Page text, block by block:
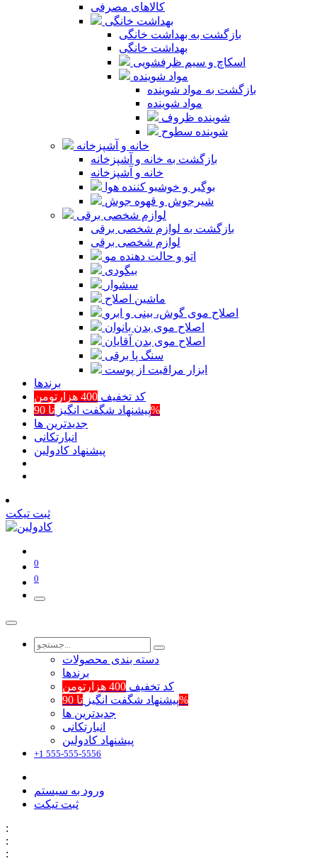
کالاهای مصرفی
بهداشت خانگی
بازگشت به بهداشت خانگی
بهداشت خانگی
اسکاچ و سیم ظرفشویی
مواد شوینده
بازگشت به مواد شوینده
مواد شوینده
شوینده ظروف
شوینده سطوح
خانه و آشپزخانه
بازگشت به خانه و آشپزخانه
خانه و آشپزخانه
بوگیر و خوشبو کننده هوا
شیرجوش و قهوه جوش
لوازم شخصی برقی
بازگشت به لوازم شخصی برقی
لوازم شخصی برقی
اتو و حالت دهنده مو
بیگودی
سشوار
ماشین اصلاح
اصلاح موی گوش، بینی و ابرو
اصلاح موی بدن بانوان
اصلاح موی بدن آقایان
سنگ پا برقی
ابزار مراقبت از پوست
برند‌ها
کد تخفیف 400 هزارتومن
پیشنهاد شگفت انگیزتا 90%
جدیدترین ها
انبارتکانی
پیشنهاد کادولین
ثبت تیکت
0
0
دسته بندی محصولات
برند‌ها
کد تخفیف 400 هزارتومن
پیشنهاد شگفت انگیزتا 90%
جدیدترین ها
انبارتکانی
پیشنهاد کادولین
+1 555-555-5556
ورود به سیستم
ثبت تیکت
:
:
: